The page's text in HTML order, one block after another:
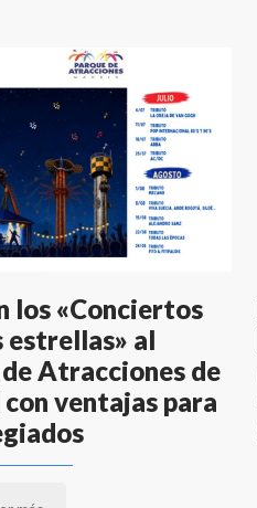
los «Conciertos
estrellas» al
Atracciones de
ventajas para